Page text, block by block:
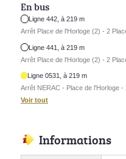
En bus
Ligne 442, à 219 m
Arrêt Place de l'Horloge (2) - 2
Ligne 441, à 219 m
Arrêt Place de l'Horloge (2) - 2
Ligne 0531, à 219 m
Arrêt NERAC - Place de l'Horloge -
Voir tout
Informations